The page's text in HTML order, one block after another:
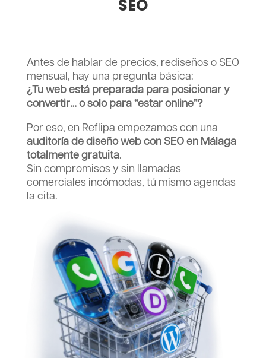
SEO
Antes de hablar de precios, rediseños o SEO
mensual, hay una pregunta básica:
¿Tu web está preparada para posicionar y
convertir… o solo para “estar online”?
Por eso, en Reflipa empezamos con una
auditoría de diseño web con SEO en Málaga
totalmente gratuita.
Sin compromisos y sin llamadas
comerciales incómodas, tú mismo agendas
la cita.